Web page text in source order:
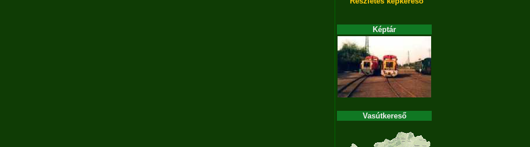
Képtár
Vasútkereső